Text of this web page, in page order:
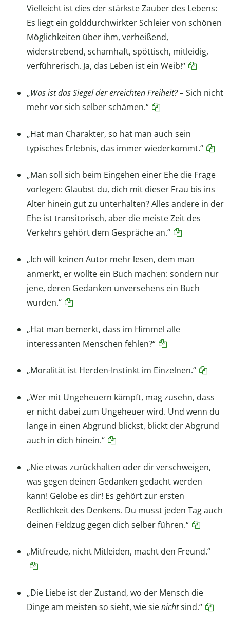
Vielleicht ist dies der stärkste Zauber des Lebens:
Es liegt ein golddurchwirkter Schleier von schönen
Möglichkeiten über ihm, verheißend,
widerstrebend, schamhaft, spöttisch, mitleidig,
verführerisch. Ja, das Leben ist ein Weib!“
„Was ist das Siegel der erreichten Freiheit? – Sich nicht
mehr vor sich selber schämen.“
„Hat man Charakter, so hat man auch sein
typisches Erlebnis, das immer wiederkommt.“
„Man soll sich beim Eingehen einer Ehe die Frage
vorlegen: Glaubst du, dich mit dieser Frau bis ins
Alter hinein gut zu unterhalten? Alles andere in der
Ehe ist transitorisch, aber die meiste Zeit des
Verkehrs gehört dem Gespräche an.“
„Ich will keinen Autor mehr lesen, dem man
anmerkt, er wollte ein Buch machen: sondern nur
jene, deren Gedanken unversehens ein Buch
wurden.“
„Hat man bemerkt, dass im Himmel alle
interessanten Menschen fehlen?“
„Moralität ist Herden-Instinkt im Einzelnen.“
„Wer mit Ungeheuern kämpft, mag zusehn, dass
er nicht dabei zum Ungeheuer wird. Und wenn du
lange in einen Abgrund blickst, blickt der Abgrund
auch in dich hinein.“
„Nie etwas zurückhalten oder dir verschweigen,
was gegen deinen Gedanken gedacht werden
kann! Gelobe es dir! Es gehört zur ersten
Redlichkeit des Denkens. Du musst jeden Tag auch
deinen Feldzug gegen dich selber führen.“
„Mitfreude, nicht Mitleiden, macht den Freund.“
„Die Liebe ist der Zustand, wo der Mensch die
Dinge am meisten so sieht, wie sienichtsind.“